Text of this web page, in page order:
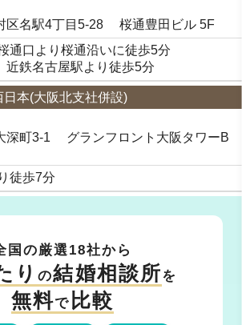
区名駅4丁目5-28 桜通豊田ビル 5F
通口より桜通沿いに徒歩5分
近鉄名古屋駅より徒歩5分
日本(大阪北支社併設)
深町3-1 グランフロント大阪タワーB
徒歩7分
国の厳選18社から
りの結婚相談所を
無料で 比較